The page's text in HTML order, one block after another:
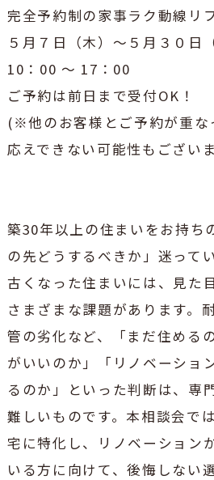
完全予約制の家事ラク動線リ
５月７日（木）～５月３０日（
10：00 ～ 17：00
ご予約は前日まで受付OK！
(※他のお客様とご予約が重な
応えできない可能性もござい
築30年以上の住まいをお持ち
の先どうするべきか」迷って
古くなった住まいには、見た
さまざまな課題があります。
管の劣化など、「まだ住める
がいいのか」「リノベーショ
るのか」といった判断は、専
難しいものです。本相談会で
宅に特化し、リノベーション
いる方に向けて、後悔しない